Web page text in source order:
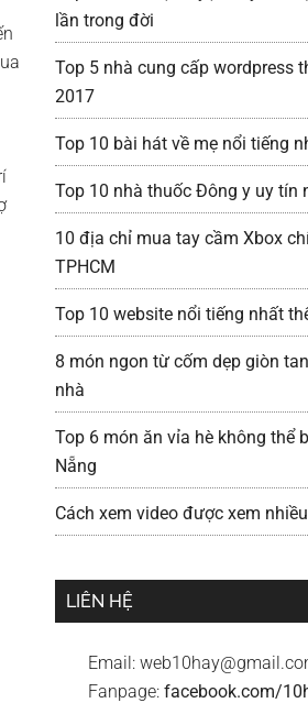
lần trong đời
Top 5 nhà cung cấp wordpress
2017
Top 10 bài hát về mẹ nổi tiếng
Top 10 nhà thuốc Đông y uy tín
10 địa chỉ mua tay cầm Xbox
TPHCM
Top 10 website nổi tiếng nhất
8 món ngon từ cốm dẹp giòn
nhà
Top 6 món ăn vỉa hè không thể
Nẵng
Cách xem video được xem
LIÊN HỆ
Email:
Fanpage: facebook.com/